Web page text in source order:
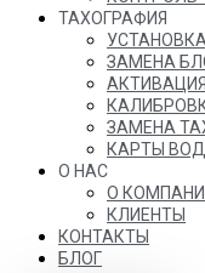
ТАХОГРАФИЯ
ЗАМЕНА
ЗАМЕНА
КАРТЫ
О НАС
О
КЛИЕНТЫ
КОНТАКТЫ
БЛОГ